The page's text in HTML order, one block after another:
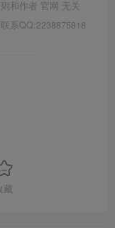
和作者 官网 无关
系QQ:2238875818
藏